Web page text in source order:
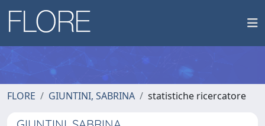
FLORE GIUNTINI, SABRINA statistiche ricercatore